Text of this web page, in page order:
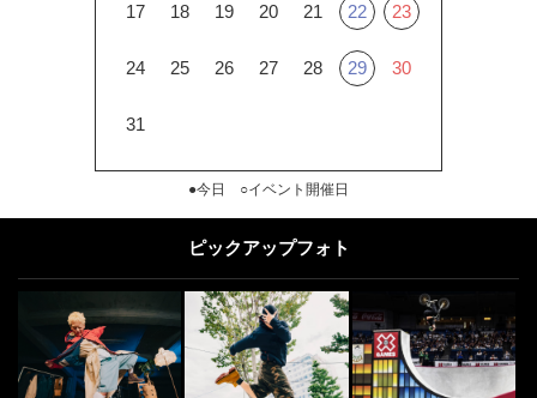
17 18 19 20 21 22 23
24 25 26 27 28 29 30
31
●今日 ○イベント開催日
ピックアップフォト